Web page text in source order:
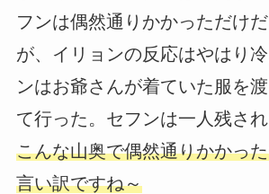
フンは偶然通りかかっただけ
が、イリョンの反応はやはり
ンはお爺さんが着ていた服を
て行った。セフンは一人残され
こんな山奥で偶然通りかかっ
言い訳ですね～